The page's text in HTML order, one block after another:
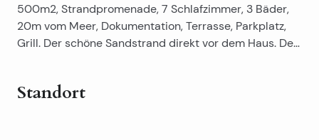
500m2, Strandpromenade, 7 Schlafzimmer, 3 Bäder,
20m vom Meer, Dokumentation, Terrasse, Parkplatz,
Grill. Der schöne Sandstrand direkt vor dem Haus. Der
Standort